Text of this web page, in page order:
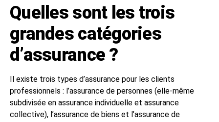
Quelles sont les trois
grandes catégories
d’assurance ?
Il existe trois types d’assurance pour les clients
professionnels : l’assurance de personnes (elle-même
subdivisée en assurance individuelle et assurance
collective), l’assurance de biens et l’assurance de